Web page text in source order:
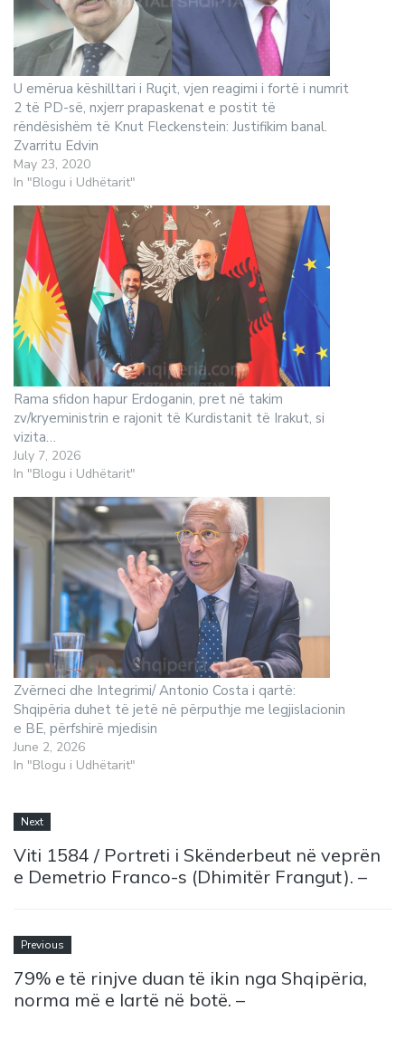
U emërua këshilltari i Ruçit, vjen reagimi i fortë i numrit
2 të PD-së, nxjerr prapaskenat e postit të
rëndësishëm të Knut Fleckenstein: Justifikim banal.
Zvarritu Edvin
May 23, 2020
In "Blogu i Udhëtarit"
Rama sfidon hapur Erdoganin, pret në takim
zv/kryeministrin e rajonit të Kurdistanit të Irakut, si
vizita…
July 7, 2026
In "Blogu i Udhëtarit"
Zvërneci dhe Integrimi/ Antonio Costa i qartë:
Shqipëria duhet të jetë në përputhje me legjislacionin
e BE, përfshirë mjedisin
June 2, 2026
In "Blogu i Udhëtarit"
Next
Viti 1584 / Portreti i Skënderbeut në veprën
e Demetrio Franco-s (Dhimitër Frangut). –
Previous
79% e të rinjve duan të ikin nga Shqipëria,
norma më e lartë në botë. –